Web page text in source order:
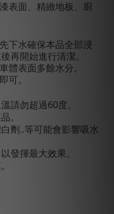
表面、精緻地板、廚
下水確保本品全部浸
再開始進行清潔。
體表面多餘水分。
可。
請勿超過60度。
。
劑..等可能會影響吸水
發揮最大效果。